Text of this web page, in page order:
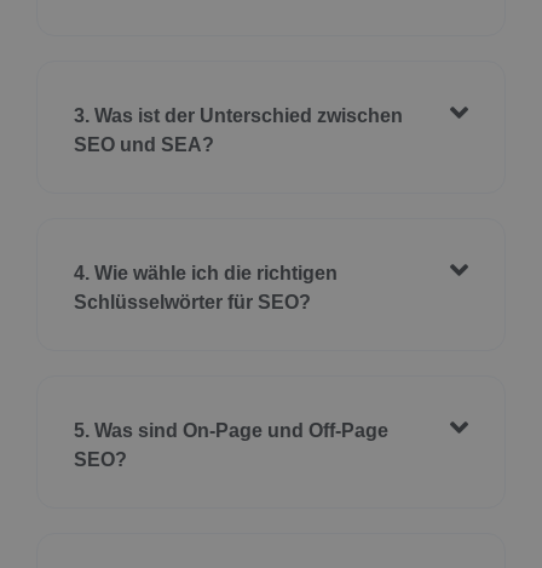
3. Was ist der Unterschied zwischen
SEO und SEA?
4. Wie wähle ich die richtigen
Schlüsselwörter für SEO?
5. Was sind On-Page und Off-Page
SEO?